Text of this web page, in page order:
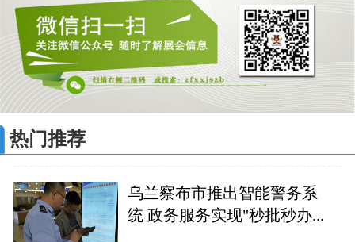
热门推荐
乌兰察布市推出智能警务系
统 政务服务实现"秒批秒办...